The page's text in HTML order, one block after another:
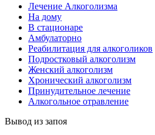
Лечение Алкоголизма
На дому
В стационаре
Амбулаторно
Реабилитация для алкоголиков
Подростковый алкоголизм
Женский алкоголизм
Хронический алкоголизм
Принудительное лечение
Алкогольное отравление
Вывод из запоя